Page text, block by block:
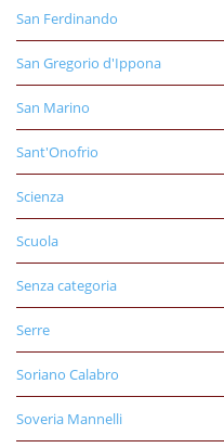
San Ferdinando
San Gregorio d'Ippona
San Marino
Sant'Onofrio
Scienza
Scuola
Senza categoria
Serre
Soriano Calabro
Soveria Mannelli